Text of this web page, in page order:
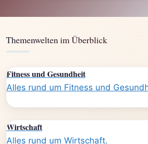
Themenwelten im Überblick
Fitness und Gesundheit
Alles rund um Fitness und
Wirtschaft
Alles rund um Wirtschaft.